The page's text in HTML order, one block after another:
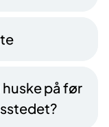
huske på før